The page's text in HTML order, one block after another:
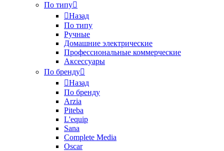
По типу
Назад
По типу
Ручные
Домашние электрические
Профессиональные коммерческие
Аксессуары
По бренду
Назад
По бренду
Arzia
Piteba
L'equip
Sana
Complete Media
Oscar